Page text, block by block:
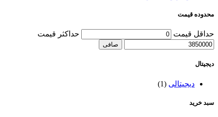
محدوده قیمت
حداقل قیمت حداكثر قيمت
صافی
دیجیتال
دیجیتالی (1)
سبد خرید